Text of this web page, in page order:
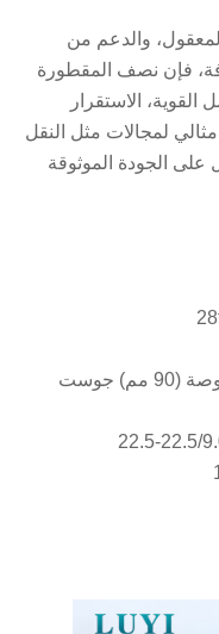
والدعم من
نصف المقطورة
الاستقرار
مثل النقل
الموثوقة